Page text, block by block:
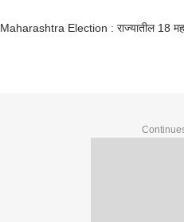
Maharashtra Election : राज्यातील 18